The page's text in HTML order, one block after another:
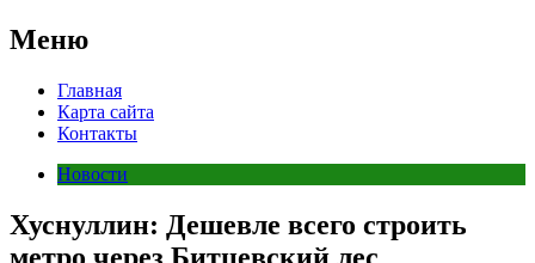
Меню
Главная
Карта сайта
Контакты
Новости
Хуснуллин: Дешевле всего строить
метро через Битцевский лес